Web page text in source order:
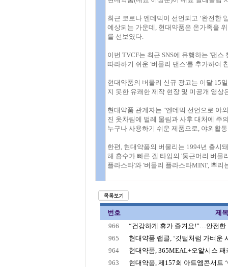
최근 코로나 엔데믹이 선언되고 ‘완전한
예상되는 가운데, 현대약품은 온가족을
를 선보였다.
이번 TVCF는 최근 SNS에 유행하는 '댄
따라하기 쉬운 '버물리 댄스'를 추가하여
현대약품의 버물리 신규 광고는 이달 15
지 못한 유쾌한 제작 현장 및 미공개 영
현대약품 관계자는 "엔데믹 선언으로 야
진 옷차림에 벌레 물림과 사후 대처에 주
누구나 사용하기 쉬운 제품으로, 야외활
한편, 현대약품의 버물리는 1994년 출시
해 흡수가 빠른 겔 타입의 '둥근머리 버물
플라스타'와 '버물리 플라스타MINI', 뿌리
번호
제목
966
“건강하게 휴가 즐겨요!”…안전한
965
현대약품 랩클, ‘깃털처럼 가벼운
964
현대약품, 365MEAL+오알시스 패
963
현대약품, 제157회 아트엠콘서트